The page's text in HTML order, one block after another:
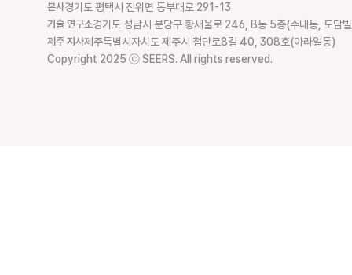
본사경기도 평택시 진위면 동부대로 291-13
기술 연구소경기도 성남시 분당구 황새울로 246, B동 5층(수내동, 도담
제주 지사제주특별시자치도 제주시 첨단로8길 40, 308호(아라일동)
Copyright 2025 ⓒ SEERS. All rights reserved.